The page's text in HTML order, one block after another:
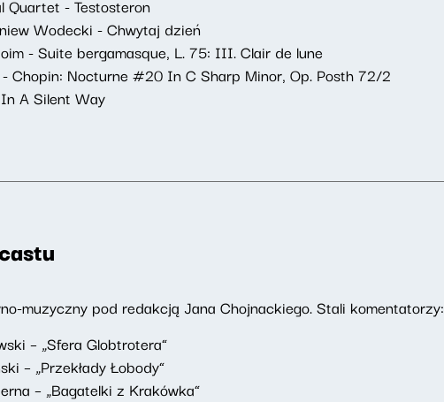
Quartet - Testosteron
Wodecki - Chwytaj dzień
- Suite bergamasque, L. 75: III. Clair de lune
Chopin: Nocturne #20 In C Sharp Minor, Op. Posth 72/2
A Silent Way
muzyczny pod redakcją Jana Chojnackiego. Stali komentatorzy:
– „Sfera Globtrotera”
– „Przekłady Łobody”
– „Bagatelki z Krakówka”